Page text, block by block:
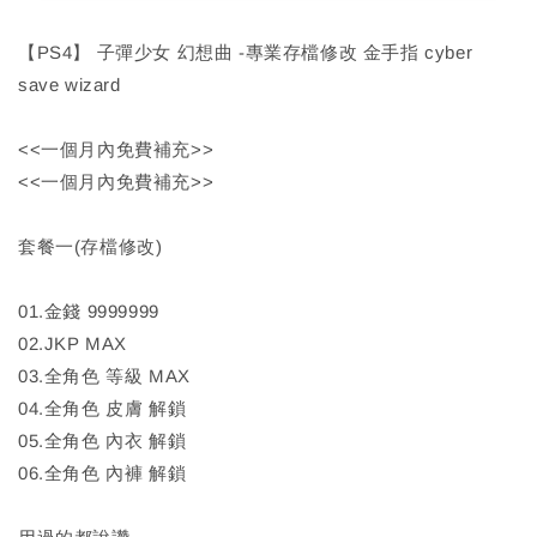
【PS4】 子彈少女 幻想曲 -專業存檔修改 金手指 cyber
save wizard
<<一個月內免費補充>>
<<一個月內免費補充>>
套餐一(存檔修改)
01.金錢 9999999
02.JKP MAX
03.全角色 等級 MAX
04.全角色 皮膚 解鎖
05.全角色 內衣 解鎖
06.全角色 內褲 解鎖